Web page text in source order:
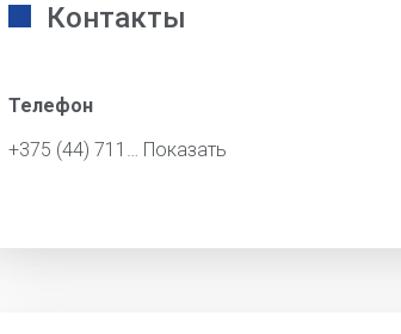
Контакты
Телефон
+375 (44) 711… Показать